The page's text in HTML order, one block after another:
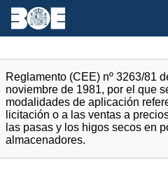
Reglamento (CEE) nº 3263/81
noviembre de 1981, por el que
modalidades de aplicación
licitación o a las ventas a
las pasas y los higos secos en
almacenadores.